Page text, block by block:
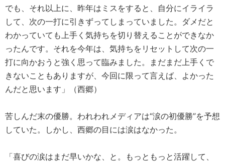
でも、それ以上に、昨年はミスをすると、自分にイライラ
して、次の一打に引きずってしまっていました。ダメだと
わかっていても上手く気持ちを切り替えることができなか
ったんです。それを今年は、気持ちをリセットして次の一
打に向かおうと強く思って臨みました。まだまだ上手くで
きないこともありますが、今回に限って言えば、よかった
んだと思います」（西郷）
苦しんだ末の優勝。われわれメディアは“涙の初優勝”を予想
していた。しかし、西郷の目には涙はなかった。
「喜びの涙はまだ早いかな、と。もっともっと活躍して、